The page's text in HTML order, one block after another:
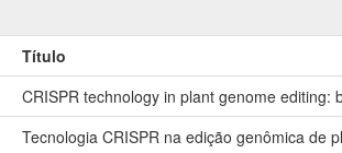
Título
CRISPR technology in plant genome editing:
Tecnologia CRISPR na edição genômica de